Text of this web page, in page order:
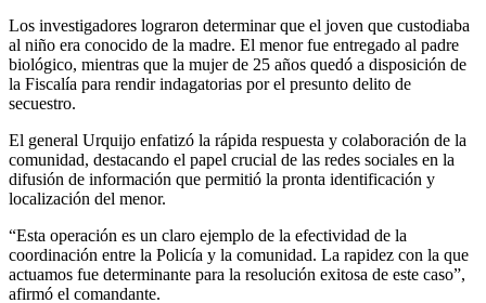
Los investigadores lograron determinar que el joven que custodiaba
al niño era conocido de la madre. El menor fue entregado al padre
biológico, mientras que la mujer de 25 años quedó a disposición de
la Fiscalía para rendir indagatorias por el presunto delito de
secuestro.
El general Urquijo enfatizó la rápida respuesta y colaboración de la
comunidad, destacando el papel crucial de las redes sociales en la
difusión de información que permitió la pronta identificación y
localización del menor.
“Esta operación es un claro ejemplo de la efectividad de la
coordinación entre la Policía y la comunidad. La rapidez con la que
actuamos fue determinante para la resolución exitosa de este caso”,
afirmó el comandante.